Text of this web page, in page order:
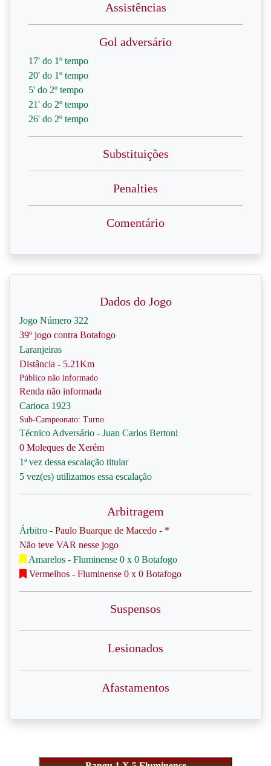
Assistências
Gol adversário
17' do 1º tempo
20' do 1º tempo
5' do 2º tempo
21' do 2º tempo
26' do 2º tempo
Substituições
Penalties
Comentário
Dados do Jogo
Jogo Número 322
39º jogo contra Botafogo
Laranjeiras
Distância - 5.21Km
Público não informado
Renda não informada
Carioca 1923
Sub-Campeonato: Turno
Técnico Adversário - Juan Carlos Bertoni
0 Moleques de Xerém
1ª vez dessa escalação titular
5 vez(es) utilizamos essa escalação
Arbitragem
Árbitro - Paulo Buarque de Macedo - *
Não teve VAR nesse jogo
Amarelos - Fluminense 0 x 0 Botafogo
Vermelhos - Fluminense 0 x 0 Botafogo
Suspensos
Lesionados
Afastamentos